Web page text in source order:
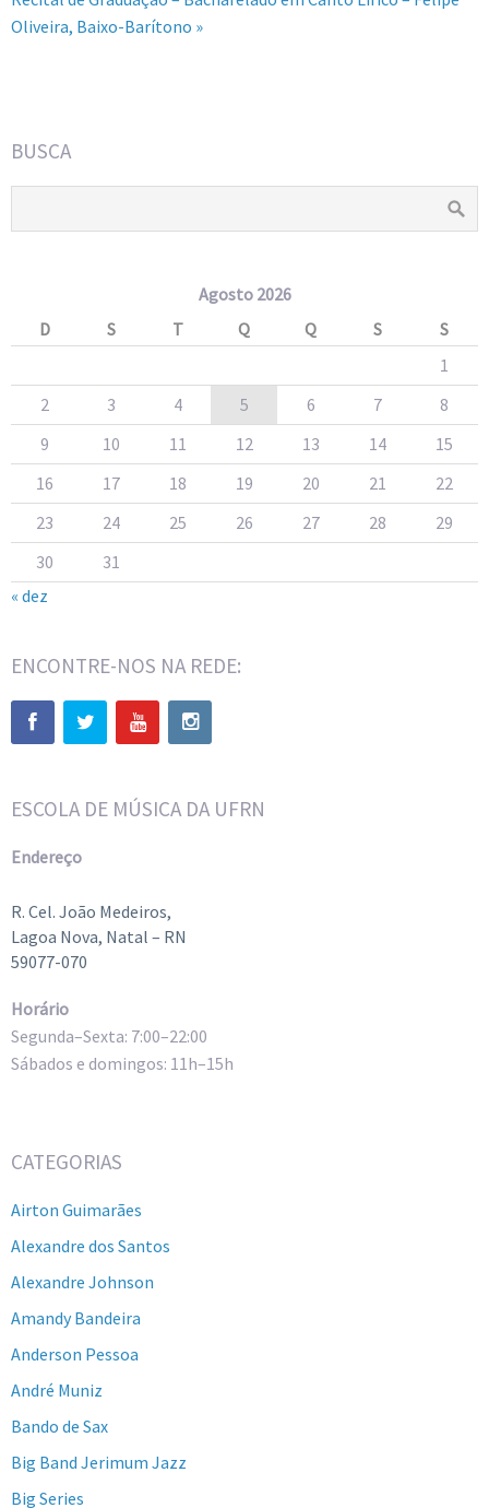
Oliveira, Baixo-Barítono »
BUSCA
Agosto 2026
D
S T Q Q S
S
1
2
3 4 5 6 7
8
9
10 11 12 13 14
15
16
17 18 19 20 21
22
23
24 25 26 27 28
29
30
31
« dez
ENCONTRE-NOS NA REDE:
ESCOLA DE MÚSICA DA UFRN
Endereço
R. Cel. João Medeiros,
Lagoa Nova, Natal – RN
59077-070
Horário
Segunda–Sexta: 7:00–22:00
Sábados e domingos: 11h–15h
CATEGORIAS
Airton Guimarães
Alexandre dos Santos
Alexandre Johnson
Amandy Bandeira
Anderson Pessoa
André Muniz
Bando de Sax
Big Band Jerimum Jazz
Big Series